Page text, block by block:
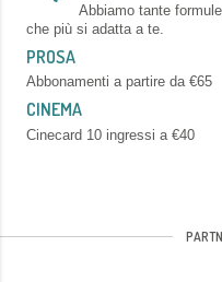
Abbiamo tante
che più si adatta a te.
PROSA
Abbonamenti a partire da €65
CINEMA
Cinecard 10 ingressi a €40